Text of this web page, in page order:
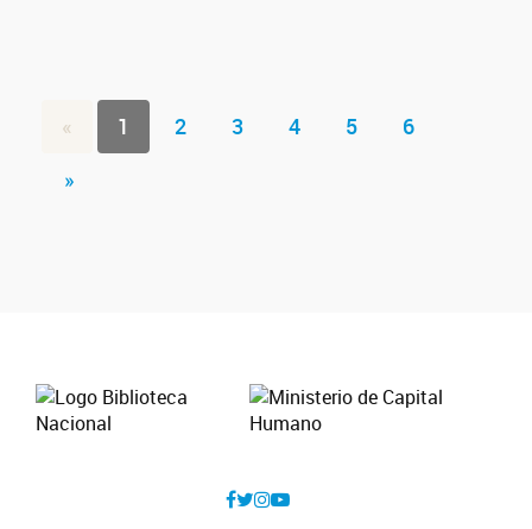
« 1 2 3 4 5
6
»